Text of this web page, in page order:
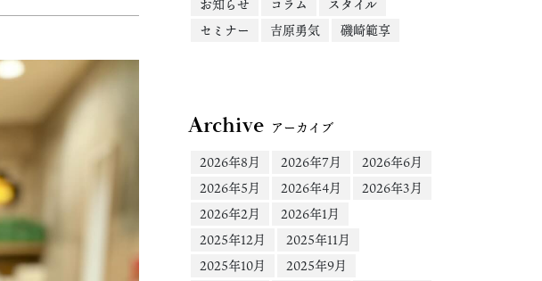
お知らせ
コラム
スタイル
セミナー
吉原勇気 磯崎範享
Archive アーカイブ
2026年8月
2026年7月
2026年6月
2026年5月
2026年4月
2026年3月
2026年2月
2026年1月
2025年12月
2025年11月
2025年10月
2025年9月